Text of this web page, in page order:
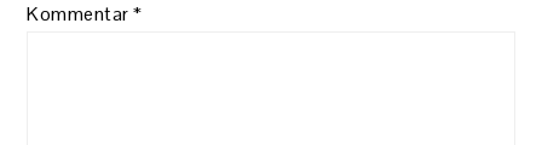
Kommentar*